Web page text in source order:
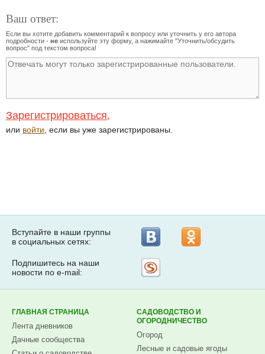
Ваш ответ:
Если вы хотите добавить комментарий к вопросу или уточнить у его автора
подробности - не используйте эту форму, а нажимайте "Уточнить/обсудить
вопрос" под текстом вопроса!
Зарегистрироваться,
или войти , если вы уже зарегистрированы.
Вступайте в наши группы
в социальных сетях:
Подпишитесь на наши
новости по e-mail:
ГЛАВНАЯ СТРАНИЦА
Лента дневников
Дачные сообщества
САДОВОДСТВО И
ОГОРОДНИЧЕСТВО
Огород
Лесные и садовые ягоды